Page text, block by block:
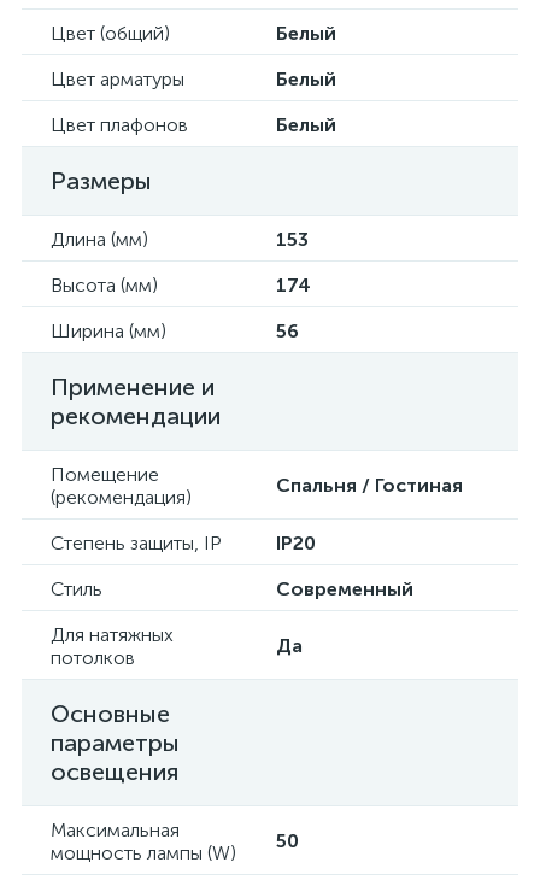
Цвет (общий)
Белый
Цвет арматуры
Белый
Цвет плафонов
Белый
Размеры
Длина (мм)
153
Высота (мм)
174
Ширина (мм)
56
Применение и
рекомендации
Помещение
(рекомендация)
Спальня / Гостиная
Степень защиты, IP
IP20
Стиль
Современный
Для натяжных
потолков
Да
Основные
параметры
освещения
Максимальная
мощность лампы (W)
50